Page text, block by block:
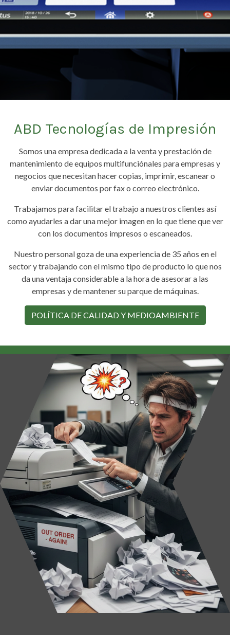
ABD Tecnologías de Impresión
Somos una empresa dedicada a la venta y prestación de
mantenimiento de equipos multifunciónales para empresas y
negocios que necesitan hacer copias, imprimir, escanear o
enviar documentos por fax o correo electrónico.
Trabajamos para facilitar el trabajo a nuestros clientes así
como ayudarles a dar una mejor imagen en lo que tiene que ver
con los documentos impresos o escaneados.
Nuestro personal goza de una experiencia de 35 años en el
sector y trabajando con el mismo tipo de producto lo que nos
da una ventaja considerable a la hora de asesorar a las
empresas y de mantener su parque de máquinas.
POLÍTICA DE CALIDAD Y MEDIOAMBIENTE